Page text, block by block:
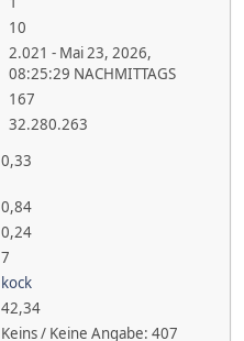
10
2.021 - Mai 23, 2026,
08:25:29 NACHMITTAGS
167
32.280.263
0,33
0,84
0,24
7
kock
42,34
Keins / Keine Angabe: 407